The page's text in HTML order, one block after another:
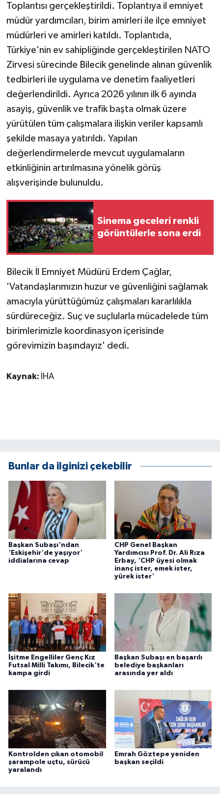
Toplantısı gerçekleştirildi. Toplantıya il emniyet
müdür yardımcıları, birim amirleri ile ilçe emniyet
müdürleri ve amirleri katıldı. Toplantıda,
Türkiye'nin ev sahipliğinde gerçekleştirilen NATO
Zirvesi sürecinde Bilecik genelinde alınan güvenlik
tedbirleri ile uygulama ve denetim faaliyetleri
değerlendirildi. Ayrıca 2026 yılının ilk 6 ayında
asayiş, güvenlik ve trafik başta olmak üzere
yürütülen tüm çalışmalara ilişkin veriler kapsamlı
şekilde masaya yatırıldı. Yapılan
değerlendirmelerde mevcut uygulamaların
etkinliğinin artırılmasına yönelik görüş
alışverişinde bulunuldu.
Sinema geceleri renkli
görüntülerle sona erdi
Bilecik İl Emniyet Müdürü Erdem Çağlar,
'Vatandaşlarımızın huzur ve güvenliğini sağlamak
amacıyla yürüttüğümüz çalışmaları kararlılıkla
sürdüreceğiz. Suç ve suçlularla mücadelede tüm
birimlerimizle koordinasyon içerisinde
görevimizin başındayız' dedi.
Kaynak: İHA
Bunlar da ilginizi çekebilir
Başkan Subaşı'ndan
'Eskişehir'de yaşıyor'
iddialarına cevap
CHP Genel Başkan
Yardımcısı Prof. Dr. Ali Rıza
Erbay, 'CHP üyesi olmak
inanç ister, emek ister,
yürek ister'
İşitme Engelliler Genç Kız
Futsal Milli Takımı, Bilecik'te
kampa girdi
Başkan Subaşı en başarılı
belediye başkanları
arasında yer aldı
Kontrolden çıkan otomobil
şarampole uçtu, sürücü
yaralandı
Emrah Göztepe yeniden
başkan seçildi
HABERDE İNSAN
İNSAN
İş Dünyası
Jandarma
Kadın
KÜLTÜR SANAT
MAGAZİN
Otomobil
POLİTİKA
Sağlık
SPOR HABERLERİ
TEKNOLOJİ